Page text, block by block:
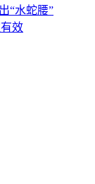
“水蛇腰”
效